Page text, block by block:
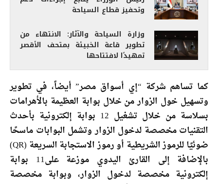
وتحفيز قطاع السياحة
وزارة السياحة والآثار: الانتهاء من
تطوير قاعة الخبيئة بمتحف الأقصر
تمهيدًا لافتتاحها
كما تساهم شركة “إي أسواق مصر” أيضاً، في تطوير
وتسهيل خول الزوار من خلال بوابة العظيمة بالأهرامات
بسلاسة من خلال تشغيل 12 بوابة إلكترونية بأحدث
التقنيات مخصصة لدخول الزوار وتشمل البوابات ماسحًا
ضوئيًا للرموز الشريطية أو رموز الاستجابة السريعة (QR)
بالإضافة إلى القارئ اليدوي موزعة على11 بوابة
إلكترونية مخصصة لدخول الزوار، وبوابة مخصصة